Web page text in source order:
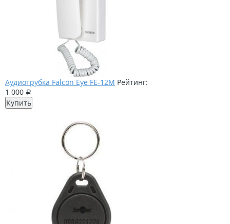
Аудиотрубка Falcon Eye FE-12M Рейтинг:
1 000 Р
Купить